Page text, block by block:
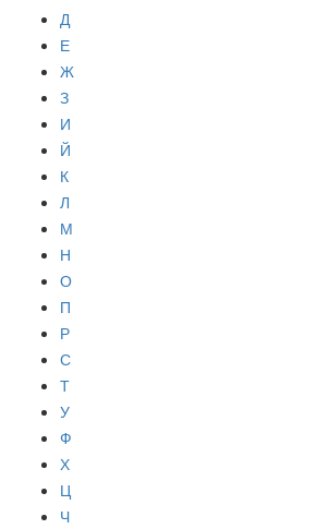
Д
Е
Ж
З
И
Й
К
Л
М
Н
О
П
Р
С
Т
У
Ф
Х
Ц
Ч